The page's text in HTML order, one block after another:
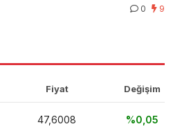
0 9
Fiyat Değişim
47,6008 %0,05